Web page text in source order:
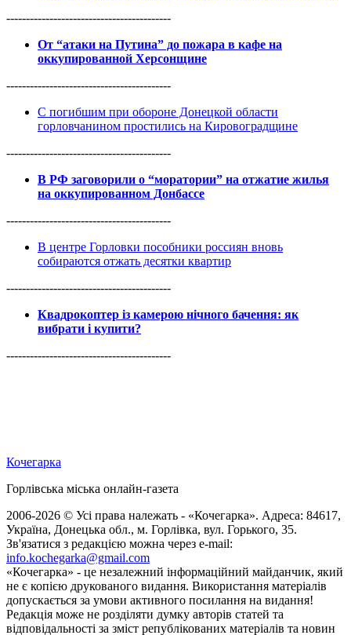
------------------------------------------
От “атаки на Путина” до пожара в кафе на
оккупированной Херсонщине
------------------------------------------
С погибшим при обороне Донецкой области
горловчанином простились на Кировоградщине
------------------------------------------
В РФ заговорили о “моратории” на отжатие жилья
на оккупированном Донбассе
------------------------------------------
В центре Горловки пособники россиян вновь
собираются отжать десятки квартир
------------------------------------------
Квадрокоптер із камерою нічного бачення: як
вибрати і купити?
------------------------------------------
Кочегарка
Горлівська міська онлайн-газета
2006-2026 © Усі права належать - «Кочегарка». Адреса: 84617,
Україна, Донецька обл., м. Горлівка, вул. Горького, 35.
Зв'язатися з редакцією можна через e-mail:
info.kochegarka@gmail.com
«Кочегарка» - це незалежний інформаційний майданчик, який
не є копією друкованого видання. Використання матеріалів
допускається за умови активного посилання на видання!
Редакція може не розділяти думку авторів статей та
відповідальності за зміст републікованих матеріалів та новин